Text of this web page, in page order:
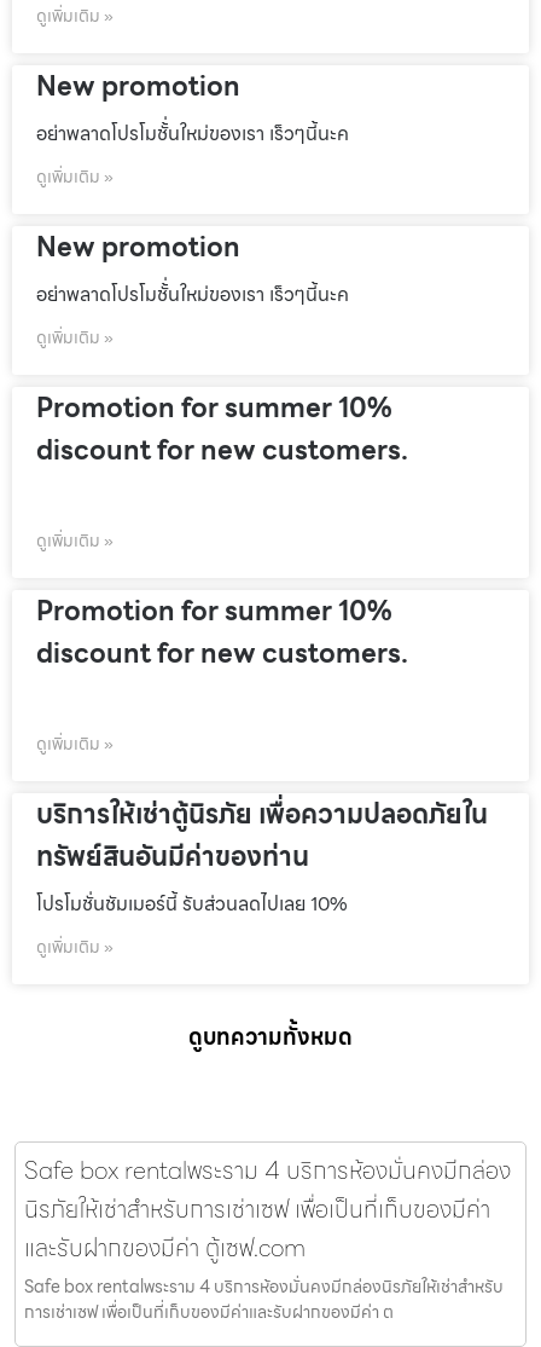
ดูเพิ่มเติม »
New promotion
อย่าพลาดโปรโมชั้่นใหม่ของเรา เร็วๆนี้นะค
ดูเพิ่มเติม »
New promotion
อย่าพลาดโปรโมชั้่นใหม่ของเรา เร็วๆนี้นะค
ดูเพิ่มเติม »
Promotion for summer 10%
discount for new customers.
ดูเพิ่มเติม »
Promotion for summer 10%
discount for new customers.
ดูเพิ่มเติม »
บริการให้เช่าตู้นิรภัย เพื่อความปลอดภัยใน
ทรัพย์สินอันมีค่าของท่าน
โปรโมชั่นชัมเมอร์นี้ รับส่วนลดไปเลย 10%
ดูเพิ่มเติม »
ดูบทความทั้งหมด
Safe box rentalพระราม 4 บริการห้องมั่นคงมีกล่อง
นิรภัยให้เช่าสำหรับการเช่าเซฟ เพื่อเป็นที่เก็บของมีค่า
และรับฝากของมีค่า ตู้เซฟ.com
Safe box rentalพระราม 4 บริการห้องมั่นคงมีกล่องนิรภัยให้เช่าสำหรับ
การเช่าเซฟ เพื่อเป็นที่เก็บของมีค่าและรับฝากของมีค่า ต